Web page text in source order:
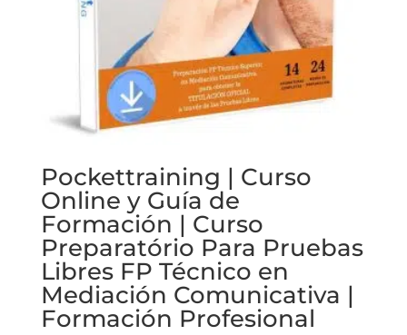
Pockettraining | Curso
Online y Guía de
Formación | Curso
Preparatório Para Pruebas
Libres FP Técnico en
Mediación Comunicativa |
Formación Profesional